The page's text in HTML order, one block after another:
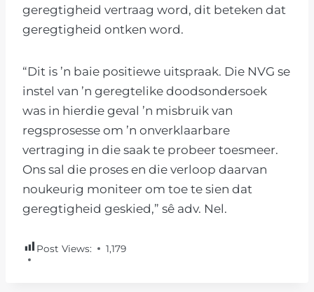
geregtigheid vertraag word, dit beteken dat
geregtigheid ontken word.
“Dit is ’n baie positiewe uitspraak. Die NVG se
instel van ’n geregtelike doodsondersoek
was in hierdie geval ’n misbruik van
regsprosesse om ’n onverklaarbare
vertraging in die saak te probeer toesmeer.
Ons sal die proses en die verloop daarvan
noukeurig moniteer om toe te sien dat
geregtigheid geskied,” sê adv. Nel.
Post Views: 1,179